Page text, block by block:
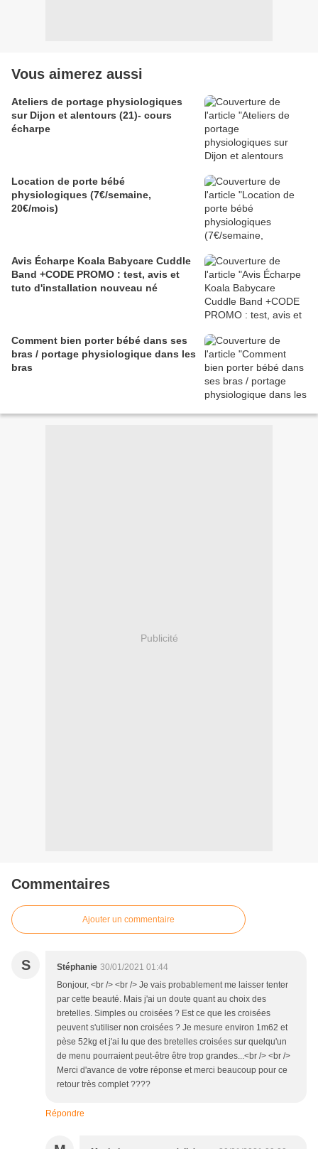
Vous aimerez aussi
Ateliers de portage physiologiques
sur Dijon et alentours (21)- cours
écharpe
Location de porte bébé
physiologiques (7€/semaine,
20€/mois)
Avis Écharpe Koala Babycare Cuddle
Band +CODE PROMO : test, avis et
tuto d'installation nouveau né
Comment bien porter bébé dans ses
bras / portage physiologique dans les
bras
Publicité
Commentaires
Ajouter un commentaire
S Stéphanie 30/01/2021 01:44
Bonjour, <br /> <br /> Je vais probablement me laisser tenter
par cette beauté. Mais j'ai un doute quant au choix des
bretelles. Simples ou croisées ? Est ce que les croisées
peuvent s'utiliser non croisées ? Je mesure environ 1m62 et
pèse 52kg et j'ai lu que des bretelles croisées sur quelqu'un
de menu pourraient peut-être être trop grandes...<br /> <br />
Merci d'avance de votre réponse et merci beaucoup pour ce
retour très complet ????
Répondre